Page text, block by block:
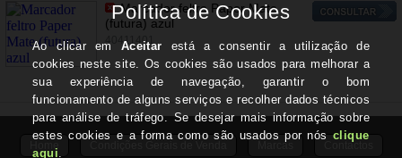
Marcador feltro Paper Mate
(futura) azul
40411401
Home Marcas Contactos